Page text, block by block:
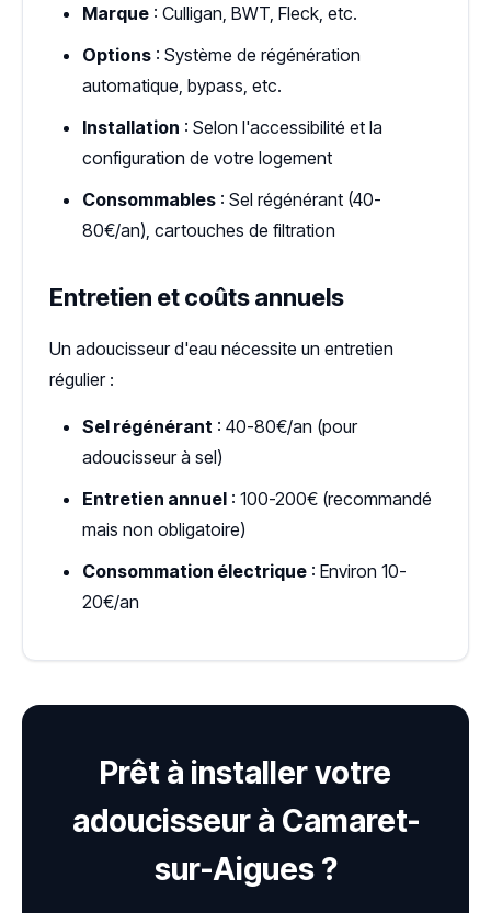
Marque : Culligan, BWT, Fleck, etc.
Options : Système de régénération
automatique, bypass, etc.
Installation : Selon l'accessibilité et la
configuration de votre logement
Consommables : Sel régénérant (40-
80€/an), cartouches de filtration
Entretien et coûts annuels
Un adoucisseur d'eau nécessite un entretien
régulier :
Sel régénérant : 40-80€/an (pour
adoucisseur à sel)
Entretien annuel : 100-200€ (recommandé
mais non obligatoire)
Consommation électrique : Environ 10-
20€/an
Prêt à installer votre
adoucisseur à Camaret-
sur-Aigues ?